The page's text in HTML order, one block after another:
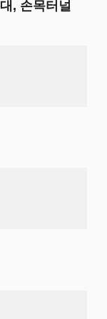
, 손목터널